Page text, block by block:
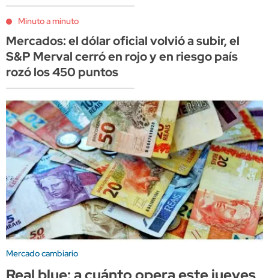
Minuto a minuto
Mercados: el dólar oficial volvió a subir, el
S&P Merval cerró en rojo y en riesgo país
rozó los 450 puntos
Mercado cambiario